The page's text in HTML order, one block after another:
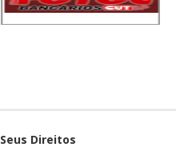
Seus Direitos